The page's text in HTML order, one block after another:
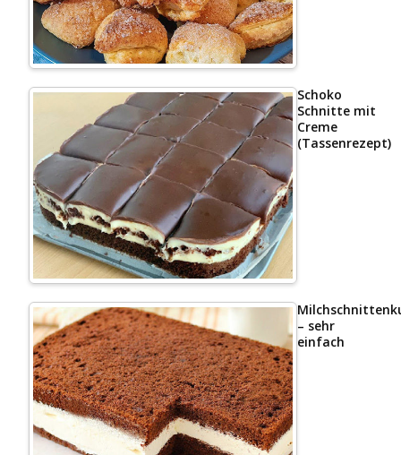
Schoko
Schnitte mit
Creme
(Tassenrezept)
– sehr
einfach